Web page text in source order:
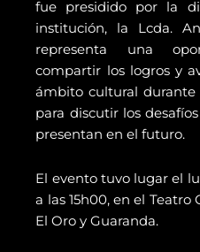
fue presidido por la
institución, la Lcda.
representa una
compartir los logros y
ámbito cultural
para discutir los
presentan en el futuro.
El evento tuvo lugar el
a las 15h00, en el
El Oro y Guaranda.